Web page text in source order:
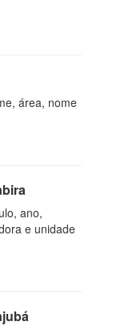
área, nome
ano,
e unidade